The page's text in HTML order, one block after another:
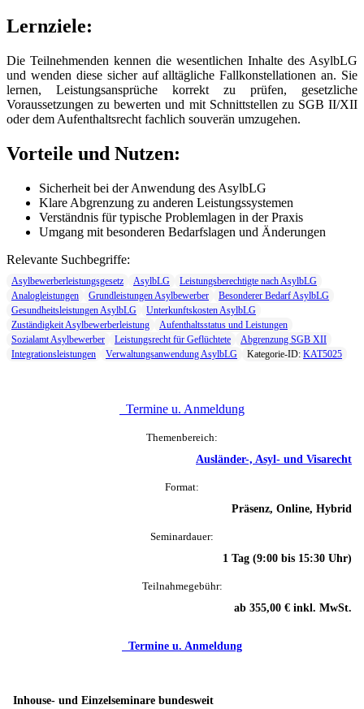
Lernziele:
Die Teilnehmenden kennen die wesentlichen Inhalte des AsylbLG
und wenden diese sicher auf alltägliche Fallkonstellationen an. Sie
lernen, Leistungsansprüche korrekt zu prüfen, gesetzliche
Voraussetzungen zu bewerten und mit Schnittstellen zu SGB II/XII
oder dem Aufenthaltsrecht fachlich souverän umzugehen.
Vorteile und Nutzen:
Sicherheit bei der Anwendung des AsylbLG
Klare Abgrenzung zu anderen Leistungssystemen
Verständnis für typische Problemlagen in der Praxis
Umgang mit besonderen Bedarfslagen und Änderungen
Relevante Suchbegriffe:
Asylbewerberleistungsgesetz AsylbLG
Leistungsberechtigte nach AsylbLG
Analogleistungen
Grundleistungen Asylbewerber
Besonderer Bedarf AsylbLG
Gesundheitsleistungen AsylbLG
Unterkunftskosten AsylbLG
Zuständigkeit Asylbewerberleistung
Aufenthaltsstatus und Leistungen
Sozialamt Asylbewerber
Leistungsrecht für Geflüchtete
Abgrenzung SGB XII
Integrationsleistungen
Verwaltungsanwendung AsylbLG Kategorie-ID: KAT5025
Termine u. Anmeldung
Themenbereich:
Ausländer-, Asyl- und Visarecht
Format:
Präsenz, Online, Hybrid
Seminardauer:
1 Tag (9:00 bis 15:30 Uhr)
Teilnahmegebühr:
ab 355,00 € inkl. MwSt.
Termine u. Anmeldung
Inhouse- und Einzelseminare bundesweit